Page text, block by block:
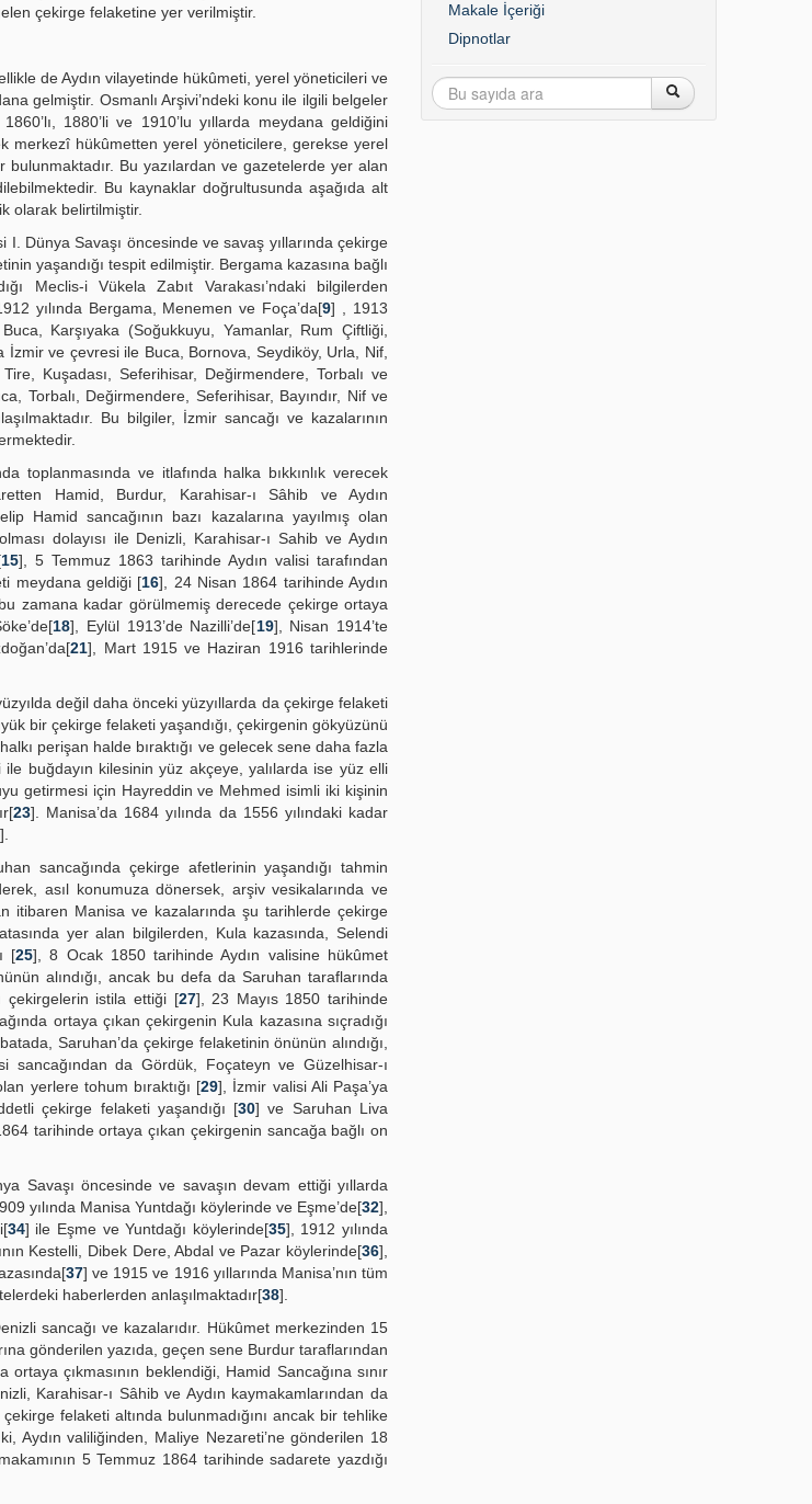
çekirge felaketine yer verilmiştir.
de Aydın vilayetinde hükûmeti, yerel yöneticileri ve
gelmiştir. Osmanlı Arşivi’ndeki konu ile ilgili belgeler
1880’li ve 1910’lu yıllarda meydana geldiğini
merkezî hükûmetten yerel yöneticilere, gerekse yerel
Bu yazılardan ve gazetelerde yer alan
Bu kaynaklar doğrultusunda aşağıda alt
olarak belirtilmiştir.
Dünya Savaşı öncesinde ve savaş yıllarında çekirge
yaşandığı tespit edilmiştir. Bergama kazasına bağlı
Meclis-i Vükela Zabıt Varakası’ndaki bilgilerden
yılında Bergama, Menemen ve Foça’da[9] , 1913
Karşıyaka (Soğukkuyu, Yamanlar, Rum Çiftliği,
İzmir ve çevresi ile Buca, Bornova, Seydiköy, Urla, Nif,
Kuşadası, Seferihisar, Değirmendere, Torbalı ve
Torbalı, Değirmendere, Seferihisar, Bayındır, Nif ve
Bu bilgiler, İzmir sancağı ve kazalarının
toplanmasında ve itlafında halka bıkkınlık verecek
Hamid, Burdur, Karahisar-ı Sâhib ve Aydın
Hamid sancağının bazı kazalarına yayılmış olan
dolayısı ile Denizli, Karahisar-ı Sahib ve Aydın
15], 5 Temmuz 1863 tarihinde Aydın valisi tarafından
meydana geldiği [16], 24 Nisan 1864 tarihinde Aydın
zamana kadar görülmemiş derecede çekirge ortaya
18], Eylül 1913’de Nazilli’de[19], Nisan 1914’te
21], Mart 1915 ve Haziran 1916 tarihlerinde
değil daha önceki yüzyıllarda da çekirge felaketi
bir çekirge felaketi yaşandığı, çekirgenin gökyüzünü
perişan halde bıraktığı ve gelecek sene daha fazla
buğdayın kilesinin yüz akçeye, yalılarda ise yüz elli
getirmesi için Hayreddin ve Mehmed isimli iki kişinin
23]. Manisa’da 1684 yılında da 1556 yılındaki kadar
].
sancağında çekirge afetlerinin yaşandığı tahmin
asıl konumuza dönersek, arşiv vesikalarında ve
itibaren Manisa ve kazalarında şu tarihlerde çekirge
yer alan bilgilerden, Kula kazasında, Selendi
[25], 8 Ocak 1850 tarihinde Aydın valisine hükûmet
alındığı, ancak bu defa da Saruhan taraflarında
çekirgelerin istila ettiği [27], 23 Mayıs 1850 tarihinde
ortaya çıkan çekirgenin Kula kazasına sıçradığı
Saruhan’da çekirge felaketinin önünün alındığı,
sancağından da Gördük, Foçateyn ve Güzelhisar-ı
yerlere tohum bıraktığı [29], İzmir valisi Ali Paşa’ya
çekirge felaketi yaşandığı [30] ve Saruhan Liva
tarihinde ortaya çıkan çekirgenin sancağa bağlı on
Savaşı öncesinde ve savaşın devam ettiği yıllarda
yılında Manisa Yuntdağı köylerinde ve Eşme’de[32],
34] ile Eşme ve Yuntdağı köylerinde[35], 1912 yılında
Kestelli, Dibek Dere, Abdal ve Pazar köylerinde[36],
37] ve 1915 ve 1916 yıllarında Manisa’nın tüm
haberlerden anlaşılmaktadır[38].
sancağı ve kazalarıdır. Hükûmet merkezinden 15
gönderilen yazıda, geçen sene Burdur taraflarından
çıkmasının beklendiği, Hamid Sancağına sınır
Karahisar-ı Sâhib ve Aydın kaymakamlarından da
felaketi altında bulunmadığını ancak bir tehlike
Aydın valiliğinden, Maliye Nezareti’ne gönderilen 18
5 Temmuz 1864 tarihinde sadarete yazdığı
Makale İçeriği
Dipnotlar